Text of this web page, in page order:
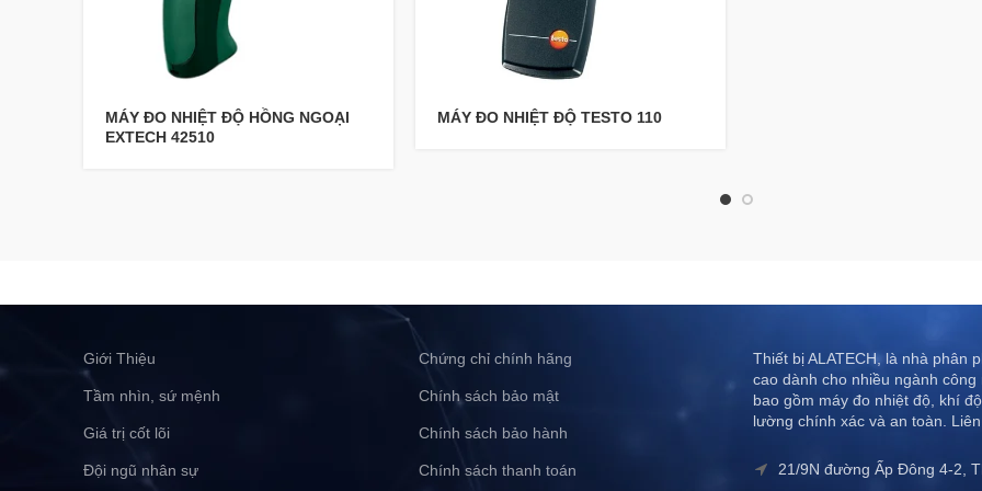
MÁY ĐO NHIỆT ĐỘ HỒNG NGOẠI
EXTECH 42510
MÁY ĐO NHIỆT ĐỘ TESTO 110
Giới Thiệu
Tầm nhìn, sứ mệnh
Giá trị cốt lõi
Đội ngũ nhân sự
Chứng chỉ chính hãng
Chính sách bảo mật
Chính sách bảo hành
Chính sách thanh toán
Thiết bị ALATECH, là nhà phân
cao dành cho nhiều ngành
bao gồm máy đo nhiệt độ, khí
lường chính xác và an toàn.
21/9N đường Ấp Đông 4-2,